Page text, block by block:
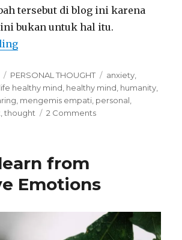
tersebut di blog ini karena
bukan untuk hal itu.
“Mengemis Empati”
Categories
PERSONAL THOUGHT Tags
anxiety
healthy mind healthy mind humanity
mengemis empati personal
,thought 2 Commentson
from
Emotions